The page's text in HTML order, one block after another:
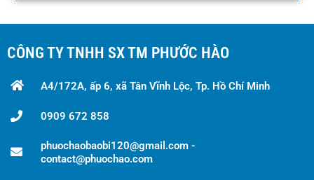
CÔNG TY TNHH SX TM PHƯỚC HÀO
A4/172A, ấp 6, xã Tân Vĩnh Lộc, Tp. Hồ Chí Minh
0909 672 858
phuochaobaobi120@gmail.com -
contact@phuochao.com